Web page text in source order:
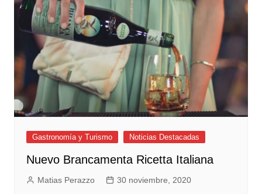
Gastronomía y Turismo Noticias Destacadas
Nuevo Brancamenta Ricetta Italiana
Matias Perazzo 30 noviembre, 2020